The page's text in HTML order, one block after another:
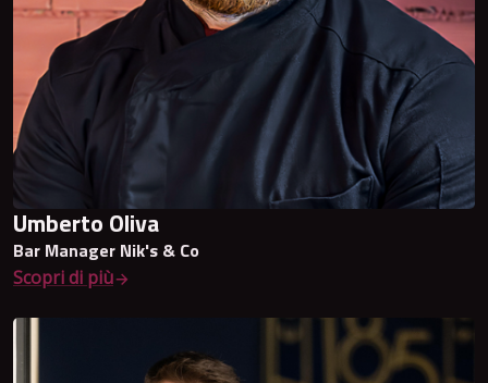
Umberto Oliva
Bar Manager Nik's & Co
Scopri di più